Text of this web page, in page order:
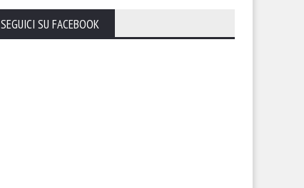
SEGUICI SU FACEBOOK